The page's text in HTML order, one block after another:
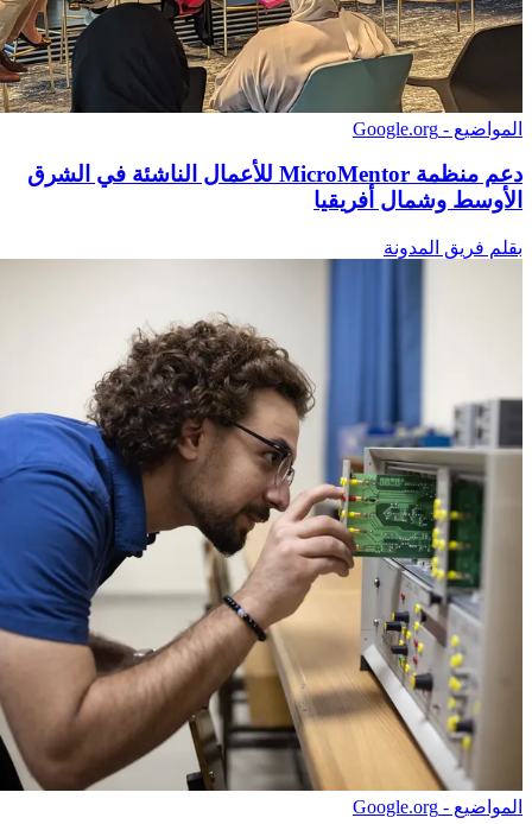
المواضيع - Google.org
دعم منظمة MicroMentor للأعمال الناشئة في الشرق
الأوسط وشمال أفريقيا
بقلم فريق المدونة
المواضيع - Google.org